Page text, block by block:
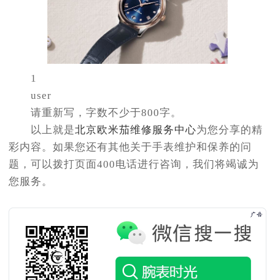
1
user
请重新写，字数不少于800字。
以上就是北京欧米茄维修服务中心为您分享的精
彩内容。如果您还有其他关于手表维护和保养的问
题，可以拨打页面400电话进行咨询，我们将竭诚为
您服务。